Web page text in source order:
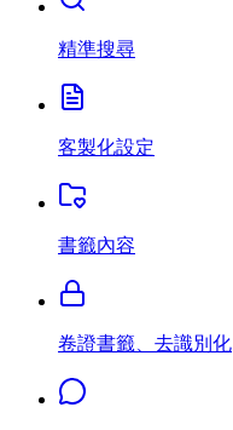
精準搜尋
客製化設定
書籤內容
卷證書籤、去識別化